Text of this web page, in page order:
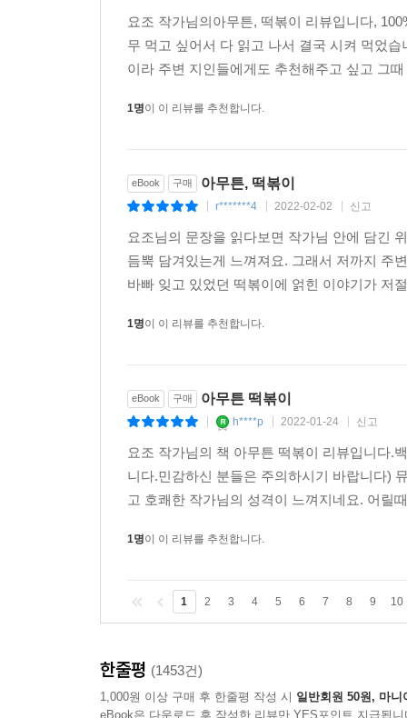
요조 작가님의아무튼, 떡볶이 리뷰입니다,
무 먹고 싶어서 다 읽고 나서 결국 시켜 먹었
이라 주변 지인들에게도 추천해주고 싶고 그
1명이 이 리뷰를 추천합니다.
eBook 구매 아무튼, 떡볶이
r*******4 2022-02-02 신고
요조님의 문장을 읽다보면 작가님 안에 담긴
듬뿍 담겨있는게 느껴져요. 그래서 저까지 주
바빠 잊고 있었던 떡볶이에 얽힌 이야기가 저
1명이 이 리뷰를 추천합니다.
eBook 구매 아무튼 떡볶이
h****p 2022-01-24 신고
요조 작가님의 책 아무튼 떡볶이 리뷰입니다.
니다.민감하신 분들은 주의하시기 바랍니다)
고 호쾌한 작가님의 성격이 느껴지네요. 어릴
1명이 이 리뷰를 추천합니다.
1 2 3 4 5 6 7 8 9 10
한줄평 (1453건)
1,000원 이상 구매 후 한줄평 작성 시 일반회원 50원, 마니
eBook은 다운로드 후 작성한 리뷰만 YES포인트 지급됩니